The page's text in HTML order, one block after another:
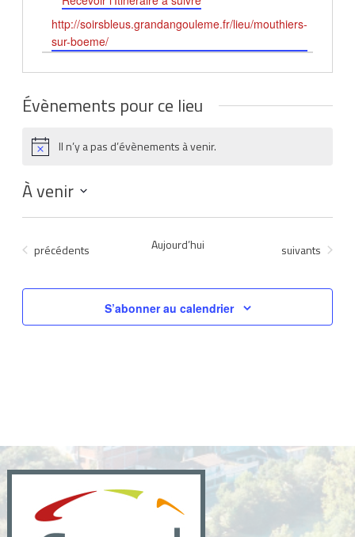
Site
web
http://soirsbleus.grandangouleme.fr/lieu/mouthiers-
sur-boeme/
Évènements pour ce lieu
NoticeIl n’y a pas d’évènements à venir.
À venir
Sélectionnez
date.Évènements
précédents Aujourd’hui Évènements
suivants
S’abonner au calendrier